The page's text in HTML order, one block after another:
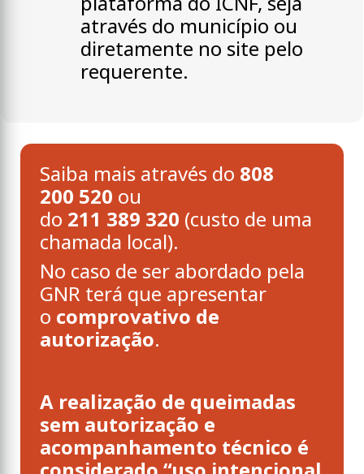
através do município ou
diretamente no site pelo
requerente.
Saiba mais através do 808
200 520 ou
do 211 389 320 (custo de uma
chamada local).
No caso de ser abordado pela
GNR terá que apresentar
o comprovativo de
autorização.
A realização de queimadas
sem autorização e
acompanhamento técnico é